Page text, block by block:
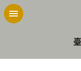
跳到主要內容區塊